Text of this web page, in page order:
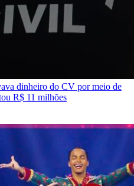
dinheiro do CV por meio de
R$ 11 milhões